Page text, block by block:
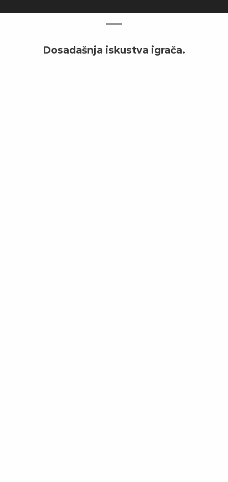
Dosadašnja iskustva igrača.